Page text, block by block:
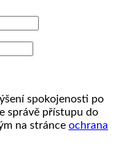
spokojenosti po
správě přístupu do
na stránce ochrana